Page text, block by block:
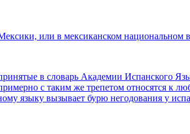
или в мексиканском национальном
в словарь Академии Испанского
с таким же трепетом относятся к
языку вызывает бурю негодования у